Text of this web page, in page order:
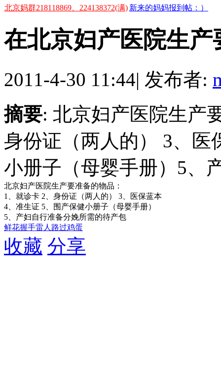
北京妈群218118869、224138372(满) 新来的妈妈报到帖：）
在北京妇产医院生
2011-4-30 11:44| 发布者:
摘要: 北京妇产医院生产
身份证（两人的） 3、医
小册子（母婴手册）5、
北京妇产医院生产要准备的物品：
1、就诊卡 2、身份证（两人的） 3、医保蓝本
4、准生证 5、围产保健小册子（母婴手册）
5、产妇自行准备分娩所需的待产包
鲜花握手雷人 路过鸡蛋
收藏 分享